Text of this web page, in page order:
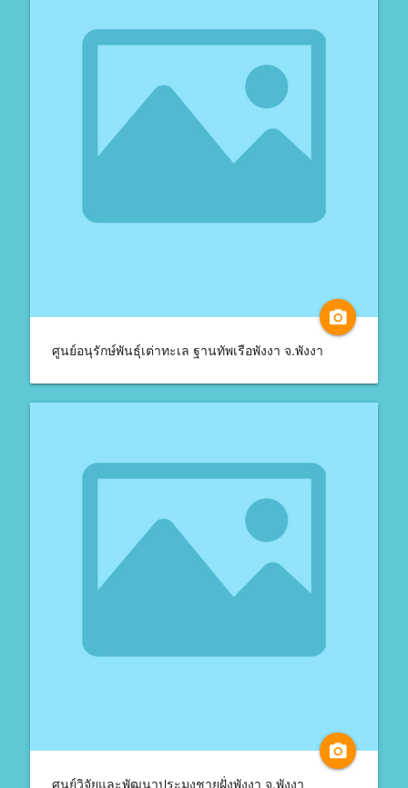
camera_alt
ศูนย์อนุรักษ์พันธุ์เต่าทะเล ฐานทัพเรือพังงา จ.พังงา
camera_alt
ศูนย์วิจัยและพัฒนาประมงชายฝั่งพังงา จ.พังงา